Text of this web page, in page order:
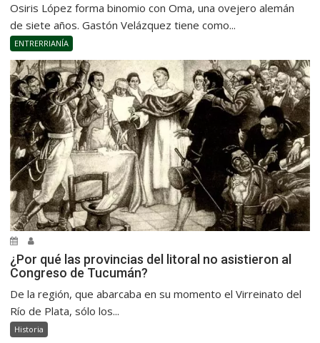
Osiris López forma binomio con Oma, una ovejero alemán
de siete años. Gastón Velázquez tiene como...
ENTRERRIANÍA
¿Por qué las provincias del litoral no asistieron al
Congreso de Tucumán?
De la región, que abarcaba en su momento el Virreinato del
Río de Plata, sólo los...
Historia